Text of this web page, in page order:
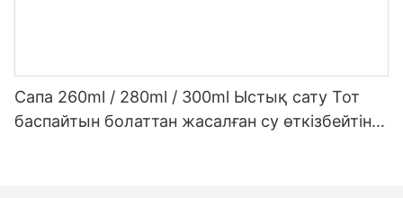
Сапа 260ml / 280ml / 300ml Ыстық сату Тот
баспайтын болаттан жасалған су өткізбейтін